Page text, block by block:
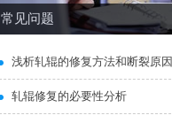
常见问题
浅析轧辊的修复方法和断裂原因
轧辊修复的必要性分析